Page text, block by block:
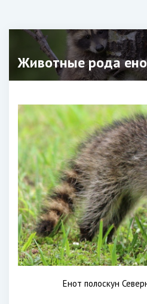
Животные рода
Енот полоскун